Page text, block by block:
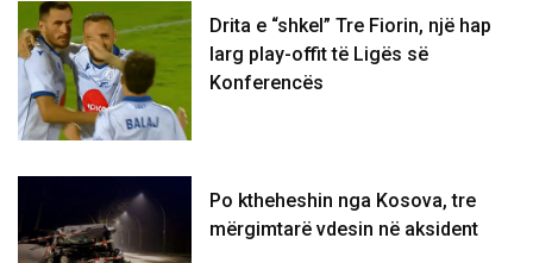
Drita e “shkel” Tre Fiorin, një hap
larg play-offit të Ligës së
Konferencës
Po ktheheshin nga Kosova, tre
mërgimtarë vdesin në aksident